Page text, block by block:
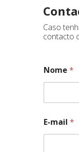
Caso
contacto
Nome *
u
a
E-mail *